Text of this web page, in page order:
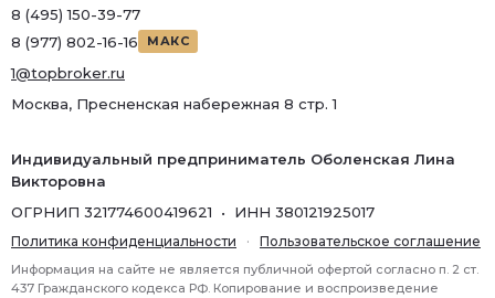
8 (495) 150-39-77
8 (977) 802-16-16
МАКС
1@topbroker.ru
Москва, Пресненская набережная 8 стр. 1
Индивидуальный предприниматель Оболенская Лина
Викторовна
ОГРНИП 321774600419621 • ИНН 380121925017
Политика конфиденциальности · Пользовательское соглашение
Информация на сайте не является публичной офертой согласно п. 2 ст.
437 Гражданского кодекса РФ. Копирование и воспроизведение